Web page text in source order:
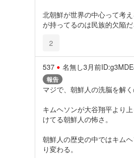
北朝鮮が世界の中心って考
が持ってるのは民族的欠陥だ
2
537 名無し3月前
報告
マジで、朝鮮人の洗脳を解く
キムヘソンが大谷翔平より
けてる朝鮮人の怖さ。
朝鮮人の歴史の中ではキム
り変わる。